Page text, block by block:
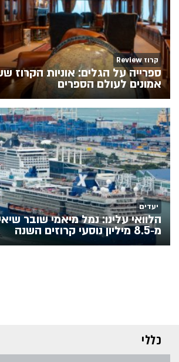
קרוז Review
ספרייה על הגלים: אוניות הקרוז
אמונים לעולם הספרים
יעדים
הלוואי עלינו: נמל מיאמי שובר
מ‑8.5 מיליון נוסעי קרוזים השנה
כללי